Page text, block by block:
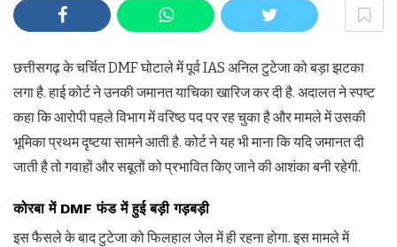
छत्तीसगढ़ के चर्चित DMF घोटाले में पूर्व IAS अनिल टुटेजा को बड़ा झटका
लगा है. हाई कोर्ट ने उनकी जमानत याचिका खारिज कर दी है. अदालत ने स्पष्ट
कहा कि आरोपी पहले विभाग में वरिष्ठ पद पर रह चुका है और मामले में उसकी
भूमिका प्रथम दृष्टया सामने आती है. कोर्ट ने यह भी माना कि यदि जमानत दी
जाती है तो गवाहों और सबूतों को प्रभावित किए जाने की आशंका बनी रहेगी.
कोरबा में DMF फंड में हुई बड़ी गड़बड़ी
इस फैसले के बाद टुटेजा को फिलहाल जेल में ही रहना होगा. इस मामले में